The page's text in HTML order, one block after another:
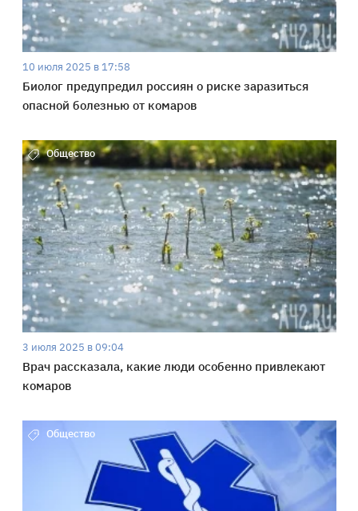
10 июля 2025 в 17:58
Биолог предупредил россиян о риске заразиться
опасной болезнью от комаров
Общество
3 июля 2025 в 09:04
Врач рассказала, какие люди особенно привлекают
комаров
Общество